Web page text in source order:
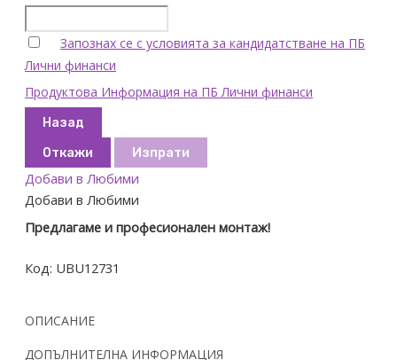
Запознах се с условията за кандидатстване на ПБ
Лични финанси
Продуктова Информация на ПБ Лични финанси
Назад
Откажи
Изпрати
Добави в Любими
Добави в Любими
Предлагаме и професионален монтаж!
Код: UBU12731
ОПИСАНИЕ
ДОПЪЛНИТЕЛНА ИНФОРМАЦИЯ